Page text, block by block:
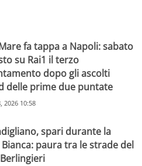
fa tappa a Napoli: sabato
su Rai1 il terzo
dopo gli ascolti
delle prime due puntate
2026 10:58
spari durante la
paura tra le strade del